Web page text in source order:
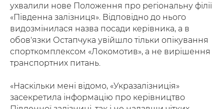
ухвалили нове Положення про регіональну філії
«Південна залізниця». Відповідно до нього
видозмінилася назва посади керівника, а в
обов'язки Остапчука увійшло тільки опікування
спорткомплексом «Локомотив», а не вирішення
транспортних питань.
«Наскільки мені відомо, «Укразалізниція»
засекретила інформацію про керівництво